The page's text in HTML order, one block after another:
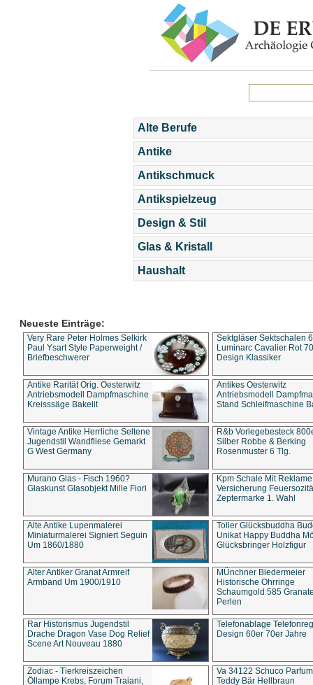
Alte Berufe
Antike
Antikschmuck
Antikspielzeug
Design & Stil
Glas & Kristall
Haushalt
Neueste Einträge:
Very Rare Peter Holmes Selkirk
Paul Ysart Style Paperweight /
Briefbeschwerer
Sektgläser Sektschalen
Luminarc Cavalier Rot
Design Klassiker
Antike Rarität Orig. Oesterwitz
Antriebsmodell Dampfmaschine
Kreisssäge Bakelit
Antikes Oesterwitz
Antriebsmodell
Stand Schleifmaschine
Vintage Antike Herrliche Seltene
Jugendstil Wandfliese Gemarkt
G West Germany
R&b Vorlegebesteck
Silber Robbe & Berking
Rosenmuster 6 Tlg.
Murano Glas - Fisch 1960?
Glaskunst Glasobjekt Mille Fiori
Kpm Schale Mit Reklame
Versicherung
Zeptermarke 1. Wahl
Alte Antike Lupenmalerei
Miniaturmalerei Signiert Seguin
Um 1860/1880
Toller Glücksbuddha
Unikat Happy Buddha
Glücksbringer Holzfigur
Alter Antiker Granat Armreif
Armband Um 1900/1910
MÜnchner Biedermeier
Historische Ohrringe
Schaumgold 585
Perlen
Rar Historismus Jugendstil
Drache Dragon Vase Dog Relief
Scene Art Nouveau 1880
Telefonablage
Design 60er 70er Jahre
Zodiac - Tierkreiszeichen
Öllampe Krebs, Forum Traiani,
Va 34122 Schuco
Teddy Bär Hellbraun